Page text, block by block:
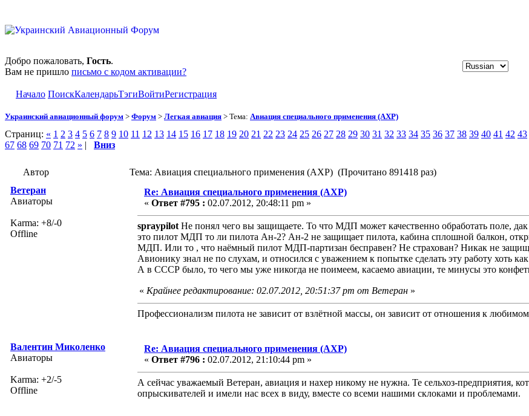
Добро пожаловать, Гость.
Вам не пришло письмо с кодом активации?
Начало ПоискКалендарьТэгиВойтиРегистрация
Украинский авиационный форум > Форум > Легкая авиация > Тема: Авиация специального применения (АХР)
Страниц: « 1 2 3 4 5 6 7 8 9 10 11 12 13 14 15 16 17 18 19 20 21 22 23 24 25 26 27 28 29 30 31 32 33 34 35 36 37 38 39 40 41 42 43
67 68 69 70 71 72 » | Вниз
Автор
Тема: Авиация специального применения (АХР) (Прочитано 891418 раз)
Ветеран
Авиаторы
Karma: +8/-0
Offline
Re: Авиация специального применения (АХР)
« Ответ #795 : 02.07.2012, 20:48:11 pm »
spraypilot Не понял чего вы защищаете. То что МДП может качественно обработать поле,
это пилот МДП то ли пилота Ан-2? Ан-2 не защищает пилота, кабина сплошной балкон,
МДП. Или то , что наёмный пилот МДП-партизан бесправен? Не страхован? Никак не
Авионику знал не по слухам, и относился с уважением к попытке сделать эту работу хоть
А в СССР было, то чего мы уже никогда не поимеем, касаемо авиации, те минусы это
« Крайнее редактирование: 02.07.2012, 20:51:37 pm от Ветеран »
Профессионализм пилота не зависит от взлётной массы, он зависит от отношения к
Валентин Миколенко
Авиаторы
Karma: +2/-5
Offline
Re: Авиация специального применения (АХР)
« Ответ #796 : 02.07.2012, 21:10:44 pm »
А сейчас уважаемый Ветеран, авиация и нахер никому не нужна. Те сельхоз-предприятия,
опрыскивателей и имели нас всех в виду, вместе со всеми нашими склоками и проблемами.